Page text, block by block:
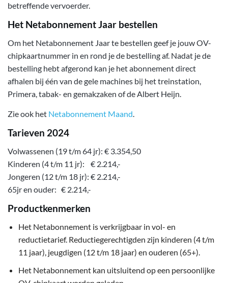
betreffende vervoerder.
Het Netabonnement Jaar bestellen
Om het Netabonnement Jaar te bestellen geef je jouw OV-
chipkaartnummer in en rond je de bestelling af. Nadat je de
bestelling hebt afgerond kan je het abonnement direct
afhalen bij één van de gele machines bij het treinstation,
Primera, tabak- en gemakzaken of de Albert Heijn.
Zie ook het Netabonnement Maand.
Tarieven 2024
Volwassenen (19 t/m 64 jr): € 3.354,50
Kinderen (4 t/m 11 jr): € 2.214,-
Jongeren (12 t/m 18 jr): € 2.214,-
65jr en ouder: € 2.214,-
Productkenmerken
Het Netabonnement is verkrijgbaar in vol- en
reductietarief. Reductiegerechtigden zijn kinderen (4 t/m
11 jaar), jeugdigen (12 t/m 18 jaar) en ouderen (65+).
Het Netabonnement kan uitsluitend op een persoonlijke